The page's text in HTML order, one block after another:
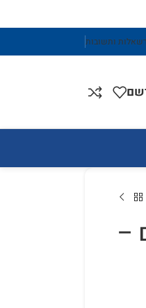
שאלות ותשובות
–